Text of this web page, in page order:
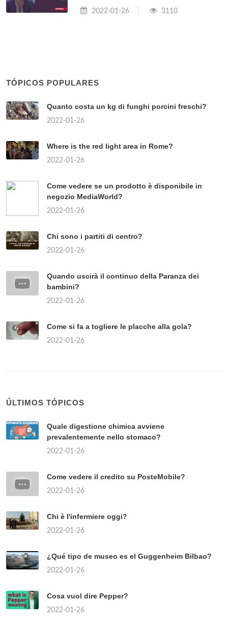
2022-01-26 3110
TÓPICOS POPULARES
Quanto costa un kg di funghi porcini freschi?
2022-01-26
Where is the red light area in Rome?
2022-01-26
Come vedere se un prodotto è disponibile in
negozio MediaWorld?
2022-01-26
Chi sono i partiti di centro?
2022-01-26
Quando uscirà il continuo della Paranza dei
bambini?
2022-01-26
Come si fa a togliere le placche alla gola?
2022-01-26
ÚLTIMOS TÓPICOS
Quale digestione chimica avviene
prevalentemente nello stomaco?
2022-01-26
Come vedere il credito su PosteMobile?
2022-01-26
Chi è l'infermiere oggi?
2022-01-26
¿Qué tipo de museo es el Guggenheim Bilbao?
2022-01-26
Cosa vuol dire Pepper?
2022-01-26